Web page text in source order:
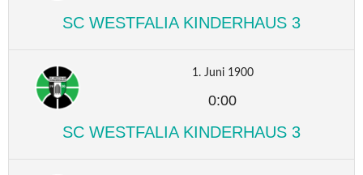
SC WESTFALIA KINDERHAUS 3
1. Juni 1900
0:00
SC WESTFALIA KINDERHAUS 3